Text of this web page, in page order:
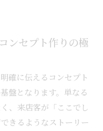
ンセプト作りの極
確に伝えるコンセプト
盤となります。単なる
、来店客が「ここでし
きるようなストーリー